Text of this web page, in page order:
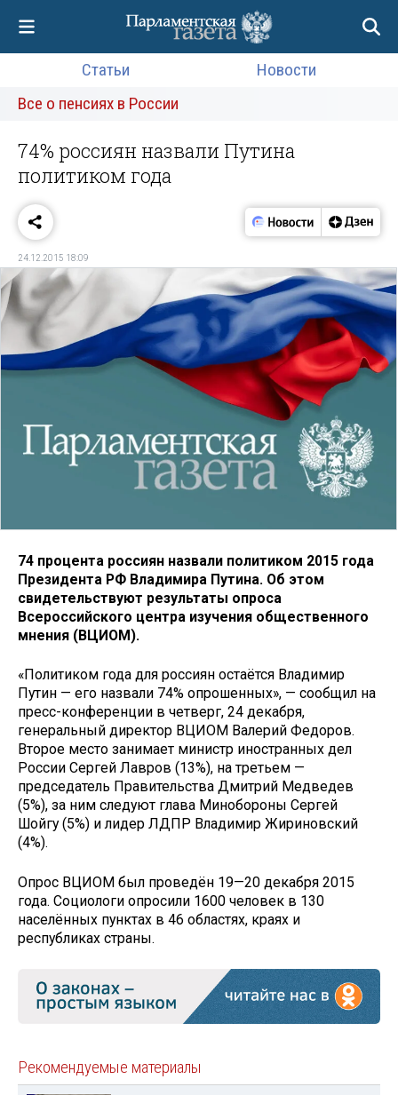
Статьи
Новости
Все о пенсиях в России
74% россиян назвали Путина
политиком года
24.12.2015 18:09
74 процента россиян назвали политиком 2015 года
Президента РФ Владимира Путина. Об этом
свидетельствуют результаты опроса
Всероссийского центра изучения общественного
мнения (ВЦИОМ).
«Политиком года для россиян остаётся Владимир
Путин — его назвали 74% опрошенных», — сообщил на
пресс-конференции в четверг, 24 декабря,
генеральный директор ВЦИОМ Валерий Федоров.
Второе место занимает министр иностранных дел
России Сергей Лавров (13%), на третьем —
председатель Правительства Дмитрий Медведев
(5%), за ним следуют глава Минобороны Сергей
Шойгу (5%) и лидер ЛДПР Владимир Жириновский
(4%).
Опрос ВЦИОМ был проведён 19—20 декабря 2015
года. Социологи опросили 1600 человек в 130
населённых пунктах в 46 областях, краях и
республиках страны.
Рекомендуемые материалы